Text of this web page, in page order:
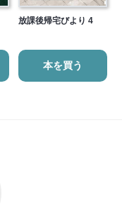
放課後帰宅びより 4
本を買う